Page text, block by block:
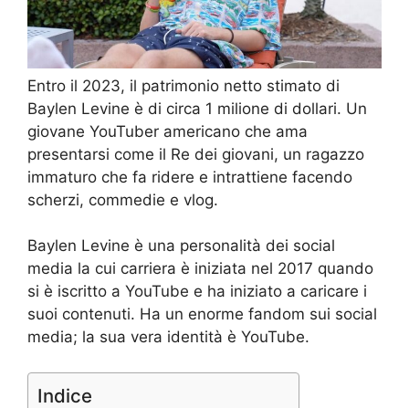
Entro il 2023, il patrimonio netto stimato di
Baylen Levine è di circa 1 milione di dollari. Un
giovane YouTuber americano che ama
presentarsi come il Re dei giovani, un ragazzo
immaturo che fa ridere e intrattiene facendo
scherzi, commedie e vlog.
Baylen Levine è una personalità dei social
media la cui carriera è iniziata nel 2017 quando
si è iscritto a YouTube e ha iniziato a caricare i
suoi contenuti. Ha un enorme fandom sui social
media; la sua vera identità è YouTube.
Indice